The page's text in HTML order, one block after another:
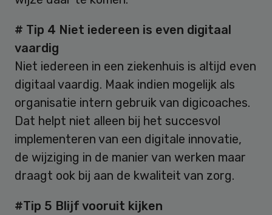
# Tip 4 Niet iedereen is even digitaal
vaardig
Niet iedereen in een ziekenhuis is altijd even
digitaal vaardig. Maak indien mogelijk als
organisatie intern gebruik van digicoaches.
Dat helpt niet alleen bij het succesvol
implementeren van een digitale innovatie,
de wijziging in de manier van werken maar
draagt ook bij aan de kwaliteit van zorg.
#Tip 5 Blijf vooruit kijken